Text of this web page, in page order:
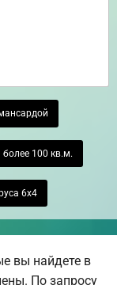
100 кв.м.
6х4
вы найдете в
По запросу